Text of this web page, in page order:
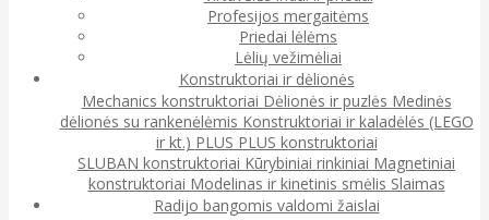
Profesijos mergaitėms
Priedai lėlėms
Lėlių vežimėliai
Konstruktoriai ir dėlionės
Mechanics konstruktoriai Dėlionės ir puzlės Medinės
dėlionės su rankenėlėmis Konstruktoriai ir kaladėlės (LEGO
ir kt.) PLUS PLUS konstruktoriai
SLUBAN konstruktoriai Kūrybiniai rinkiniai Magnetiniai
konstruktoriai Modelinas ir kinetinis smėlis Slaimas
Radijo bangomis valdomi žaislai